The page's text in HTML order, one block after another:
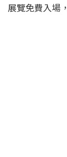
展覽免費入場